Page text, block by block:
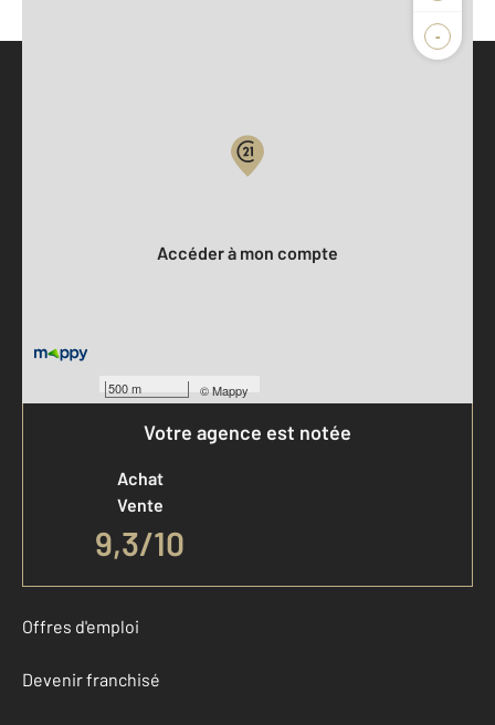
-
500 m ©Mappy
Accéder à mon compte
Votre agence est notée
Achat
Vente
9,3/10
Offres d'emploi
Devenir franchisé